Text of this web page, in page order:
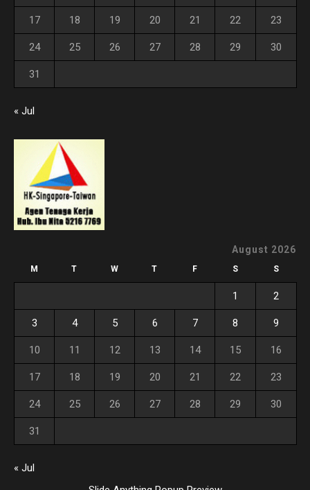
17 18 19 20 21 22 23
24 25 26 27 28 29 30
31
« Jul
August 2026
M T W T F S S
1 2
3 4 5 6 7 8 9
10 11 12 13 14 15 16
17 18 19 20 21 22 23
24 25 26 27 28 29 30
31
« Jul